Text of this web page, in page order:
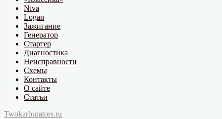
Niva
Logan
Зажигание
Генератор
Стартер
Диагностика
Неисправности
Схемы
Контакты
О сайте
Статьи
Twokarburators.ru